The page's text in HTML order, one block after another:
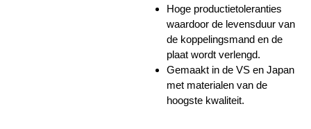
Hoge productietoleranties
waardoor de levensduur van
de koppelingsmand en de
plaat wordt verlengd.
Gemaakt in de VS en Japan
met materialen van de
hoogste kwaliteit.